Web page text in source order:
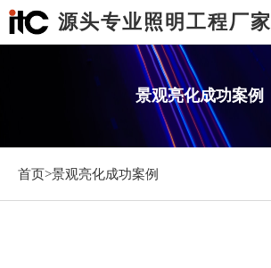
源头专业照明工程厂家
景观亮化成功案例
首页>景观亮化成功案例